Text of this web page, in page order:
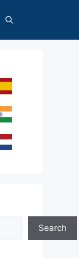
Search